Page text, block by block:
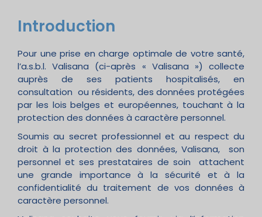
Introduction
Pour une prise en charge optimale de votre santé,
l’a.s.b.l. Valisana (ci-après « Valisana ») collecte
auprès de ses patients hospitalisés, en
consultation ou résidents, des données protégées
par les lois belges et européennes, touchant à la
protection des données à caractère personnel.
Soumis au secret professionnel et au respect du
droit à la protection des données, Valisana, son
personnel et ses prestataires de soin attachent
une grande importance à la sécurité et à la
confidentialité du traitement de vos données à
caractère personnel.